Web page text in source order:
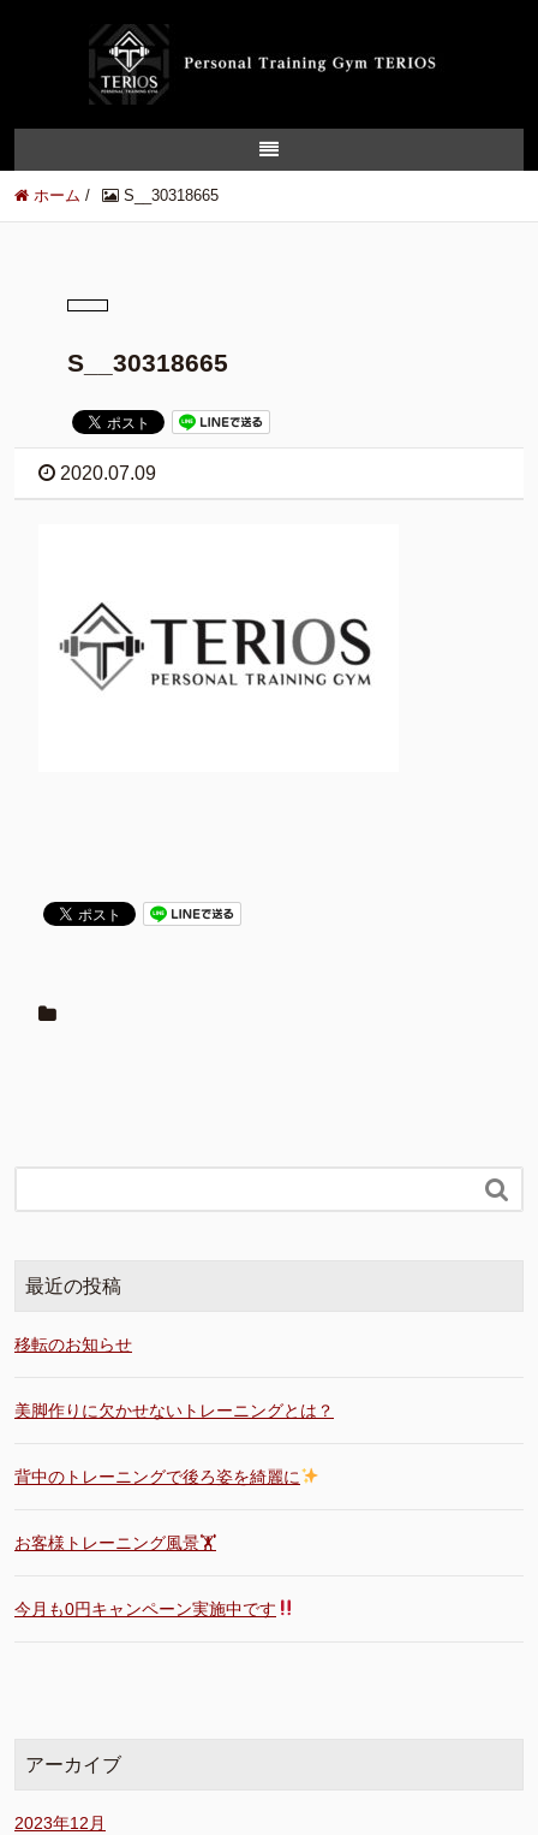
ホーム / S__30318665
S__30318665
2020.07.09

最近の投稿
移転のお知らせ
美脚作りに欠かせないトレーニングとは？
背中のトレーニングで後ろ姿を綺麗に
お客様トレーニング風景🏋️
今月も0円キャンペーン実施中です
アーカイブ
2023年12月